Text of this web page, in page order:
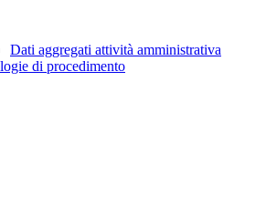
Dati aggregati attività amministrativa
di procedimento